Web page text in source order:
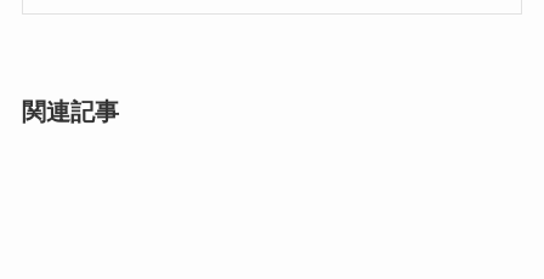
関連記事